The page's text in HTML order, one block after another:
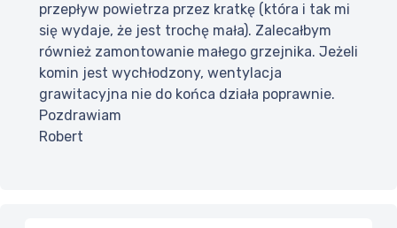
przepływ powietrza przez kratkę (która i tak mi
się wydaje, że jest trochę mała). Zalecałbym
również zamontowanie małego grzejnika. Jeżeli
komin jest wychłodzony, wentylacja
grawitacyjna nie do końca działa poprawnie.
Pozdrawiam
Robert